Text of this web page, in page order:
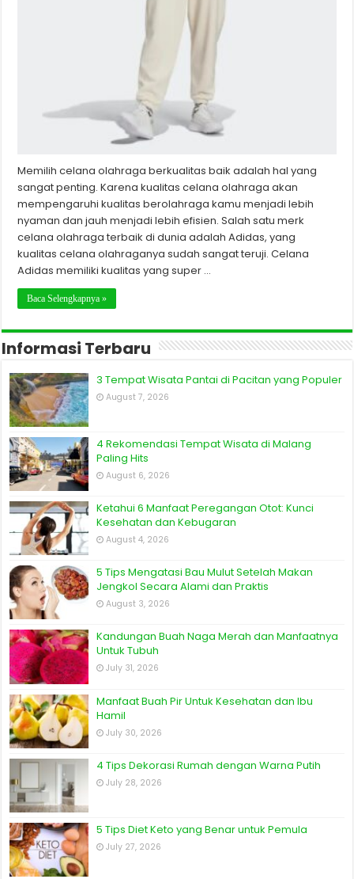
Memilih celana olahraga berkualitas baik adalah hal yang
sangat penting. Karena kualitas celana olahraga akan
mempengaruhi kualitas berolahraga kamu menjadi lebih
nyaman dan jauh menjadi lebih efisien. Salah satu merk
celana olahraga terbaik di dunia adalah Adidas, yang
kualitas celana olahraganya sudah sangat teruji. Celana
Adidas memiliki kualitas yang super …
Baca Selengkapnya »
Informasi Terbaru
3 Tempat Wisata Pantai di Pacitan yang Populer
August 7, 2026
4 Rekomendasi Tempat Wisata di Malang
Paling Hits
August 6, 2026
Ketahui 6 Manfaat Peregangan Otot: Kunci
Kesehatan dan Kebugaran
August 4, 2026
5 Tips Mengatasi Bau Mulut Setelah Makan
Jengkol Secara Alami dan Praktis
August 3, 2026
Kandungan Buah Naga Merah dan Manfaatnya
Untuk Tubuh
July 31, 2026
Manfaat Buah Pir Untuk Kesehatan dan Ibu
Hamil
July 30, 2026
4 Tips Dekorasi Rumah dengan Warna Putih
July 28, 2026
5 Tips Diet Keto yang Benar untuk Pemula
July 27, 2026